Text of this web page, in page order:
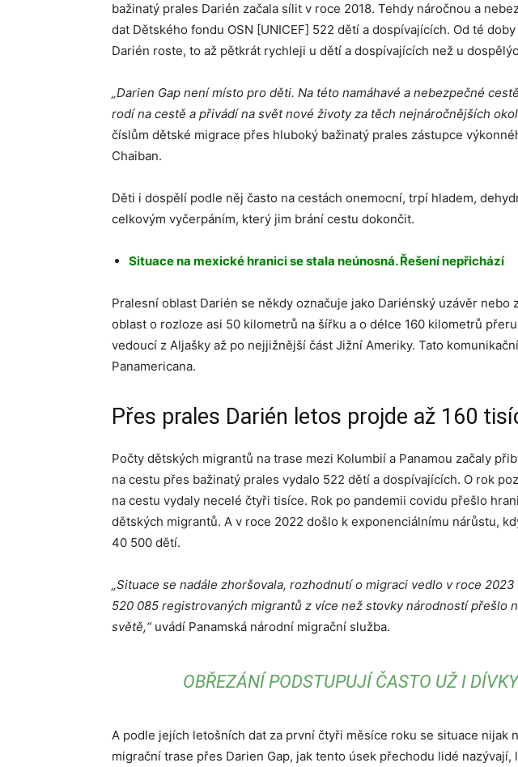
bažinatý prales Darién začala sílit v roce 2018. Tehdy náročnou a
dat Dětského fondu OSN [UNICEF] 522 dětí a dospívajících. Od té
Darién roste, to až pětkrát rychleji u dětí a dospívajících než u
„Darien Gap není místo pro děti. Na této namáhavé a nebezpečné
rodí na cestě a přivádí na svět nové životy za těch nejnáročnějších
číslům dětské migrace přes hluboký bažinatý prales zástupce
Chaiban.
Děti i dospělí podle něj často na cestách onemocní, trpí hladem,
celkovým vyčerpáním, který jim brání cestu dokončit.
Situace na mexické hranici se stala neúnosná. Řešení nepřichází
Pralesní oblast Darién se někdy označuje jako Dariénský uzávěr nebo
oblast o rozloze asi 50 kilometrů na šířku a o délce 160 kilometrů
vedoucí z Aljašky až po nejjižnější část Jižní Ameriky. Tato
Panamericana.
Přes prales Darién letos projde až 160
Počty dětských migrantů na trase mezi Kolumbií a Panamou začaly
na cestu přes bažinatý prales vydalo 522 dětí a dospívajících. O rok
na cestu vydaly necelé čtyři tisíce. Rok po pandemii covidu přešlo
dětských migrantů. A v roce 2022 došlo k exponenciálnímu nárůstu,
40 500 dětí.
„Situace se nadále zhoršovala, rozhodnutí o migraci vedlo v roce 2023
520 085 registrovaných migrantů z více než stovky národností přešlo
světě,“uvádí Panamská národní migrační služba.
OBŘEZÁNÍ PODSTUPUJÍ ČASTO UŽ I
A podle jejích letošních dat za první čtyři měsíce roku se situace nijak
migrační trase přes Darien Gap, jak tento úsek přechodu lidé